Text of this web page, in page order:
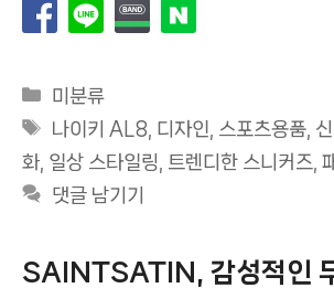
카
테
리
미분류
태
그
나이키 AL8 디자인 스포츠용품
화 일상 스타일링 트렌디한 스니커즈
댓글 남기기
SAINTSATIN, 감성적인